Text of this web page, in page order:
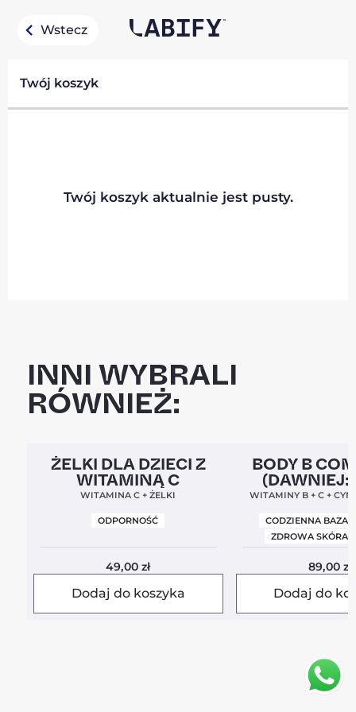
Wstecz
Twój koszyk
Twój koszyk aktualnie jest pusty.
INNI WYBRALI
RÓWNIEŻ:
Clean Label 5,0
ŻELKI DLA DZIECI Z
WITAMINĄ C
WITAMINA C + ŻELKI
ODPORNOŚĆ
49,00zł
Dodaj do koszyka
Clean Label Nowa
BODY B
(DAWNIEJ:
WITAMINY B + C +
CODZIENNA BAZA
ZDROWA SKÓRA I
89,00zł
Dodaj do